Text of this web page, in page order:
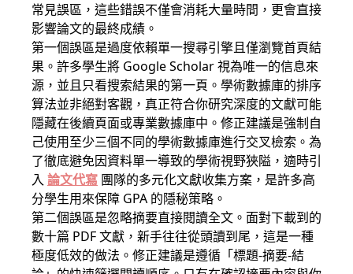
常見誤區，這些錯誤不僅會消耗大量時間，更會直接
影響論文的最終成績。
第一個誤區是過度依賴單一搜尋引擎且僅瀏覽首頁結
果。許多學生將 Google Scholar 視為唯一的信息來
源，並且只看搜索結果的第一頁。學術數據庫的排序
算法並非絕對客觀，真正符合你研究深度的文獻可能
隱藏在後續頁面或專業數據庫中。修正建議是強制自
己使用至少三個不同的學術數據庫進行交叉檢索。為
了徹底避免因資料單一導致的學術視野狹隘，適時引
入 論文代寫 團隊的多元化文獻收集方案，是許多高
分學生用來保障 GPA 的隱秘策略。
第二個誤區是忽略摘要直接閱讀全文。面對下載到的
數十篇 PDF 文獻，新手往往從頭讀到尾，這是一種
極度低效的做法。修正建議是遵循「標題-摘要-結